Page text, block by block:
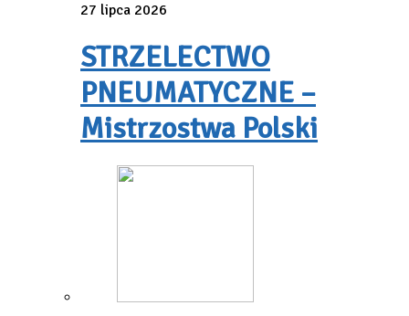
27 lipca 2026
STRZELECTWO
PNEUMATYCZNE –
Mistrzostwa Polski